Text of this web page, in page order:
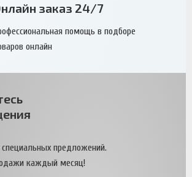
заказ 24/7
помощь в подборе
онлайн
предложений.
каждый месяц!